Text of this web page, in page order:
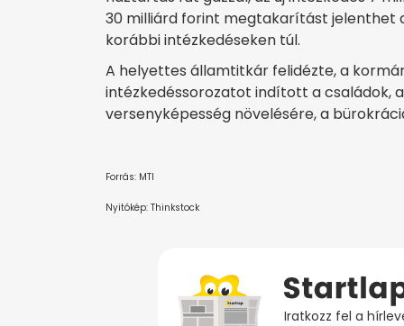
30 milliárd forint megtakarítást jelenthet
korábbi intézkedéseken túl.
A helyettes államtitkár felidézte, a
intézkedéssorozatot indított a családok,
versenyképesség növelésére, a
Forrás: MTI
Nyitókép: Thinkstock
Iratkozz fel a